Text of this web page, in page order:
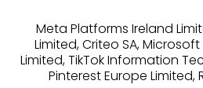
Alle Preise inkl. MwSt., zzgl.
Meta Platforms Ireland
Limited, Criteo SA,
Limited, TikTok Information
Pinterest Europe Limited,